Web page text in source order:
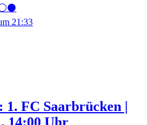
21:33
1. FC Saarbrücken |
, 14:00 Uhr